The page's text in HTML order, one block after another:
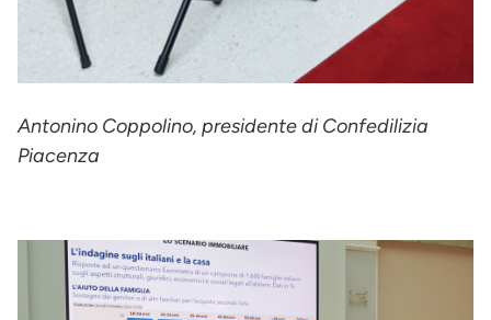
Antonino Coppolino, presidente di Confedilizia
Piacenza